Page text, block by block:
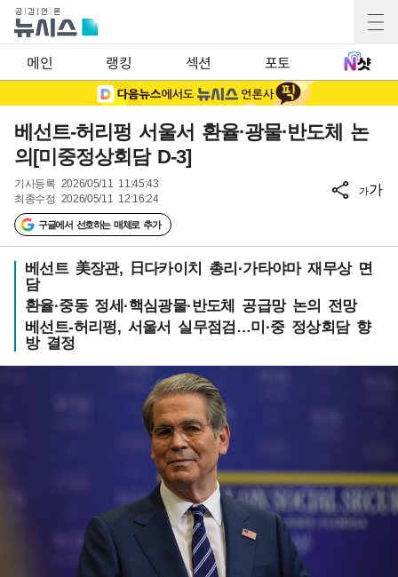
메인 랭킹 섹션 포토
베선트-허리펑 서울서 환율·광물·반도체 논
의[미중정상회담 D-3]
기사등록 2026/05/11 11:45:43
최종수정 2026/05/11 12:16:24
구글에서 선호하는 매체로 추가
가가
베선트 美장관, 日다카이치 총리·가타야마 재무상 면
담
환율·중동 정세·핵심광물·반도체 공급망 논의 전망
베선트-허리펑, 서울서 실무점검…미·중 정상회담 향
방 결정